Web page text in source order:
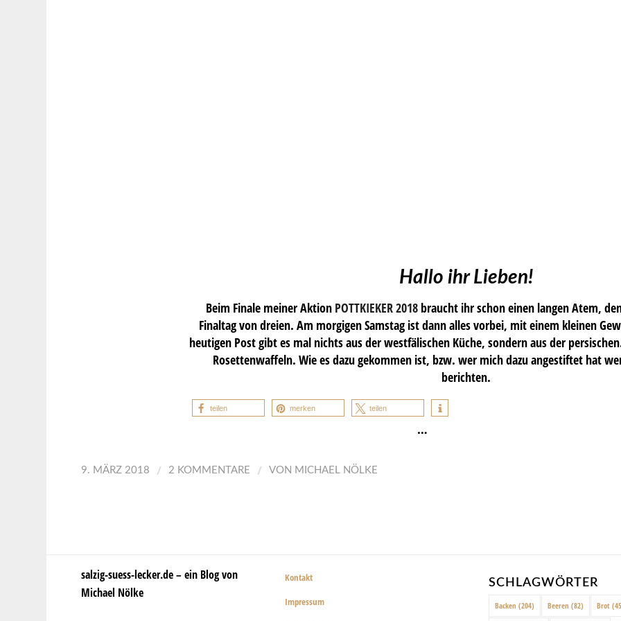
Hallo ihr Lieben!
Beim Finale meiner Aktion POTTKIEKER 2018 braucht ihr schon einen langen Atem,
Finaltag von dreien. Am morgigen Samstag ist dann alles vorbei, mit einem kleinen
heutigen Post gibt es mal nichts aus der westfälischen Küche, sondern aus der
Rosettenwaffeln. Wie es dazu gekommen ist, bzw. wer mich dazu angestiftet hat
berichten.
teilen merken teilen
…
9. MÄRZ 2018 / 2 KOMMENTARE / VON MICHAEL NÖLKE
salzig-suess-lecker.de – ein Blog von
Michael Nölke
Kontakt
Impressum
SCHLAGWÖRTER
Backen (204) Beeren (82) Brot